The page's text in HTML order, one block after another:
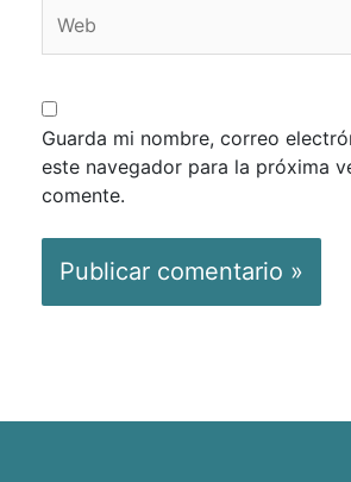
Guarda mi nombre, correo
este navegador para la próxima
comente.